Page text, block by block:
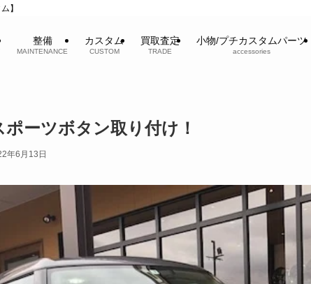
】
整備
MAINTENANCE
カスタム
CUSTOM
買取査定
TRADE
小物/プチカスタムパーツ
accessories
ーツボタン取り付け！
年6月13日